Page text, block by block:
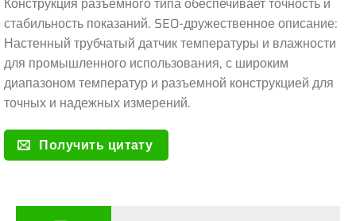
стабильность показаний. SEO-дружественное описание:
Настенный трубчатый датчик температуры и влажности
для промышленного использования, с широким
диапазоном температур и разъемной конструкцией для
точных и надежных измерений.
Получить цитату